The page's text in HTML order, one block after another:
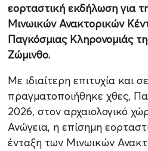
εορταστική εκδήλωση για
Μινωικών Ανακτορικών
Παγκόσμιας Κληρονομιάς
Ζώμινθο.
Με ιδιαίτερη επιτυχία και
πραγματοποιήθηκε χθες,
2026, στον αρχαιολογικό
Ανώγεια, η επίσημη
ένταξη των Μινωικών